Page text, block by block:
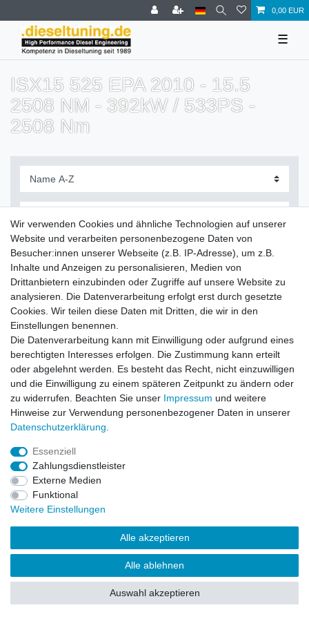
0,00 EUR
☰
ISX15 525 EPA 2010 - 15.5
2508 NM - 392kW / 533PS -
2508 Nm
Filter
Zahlung und Versand
Impressum Daten­schutz­erklärung AGB
Barrierefreiheitserklärung Widerrufs­recht
Wir verwenden Cookies und ähnliche Technologien auf unserer
Website und verarbeiten personenbezogene Daten von
Besucher:innen unserer Webseite (z.B. IP-Adresse), um z.B.
Inhalte und Anzeigen zu personalisieren, Medien von
Drittanbietern einzubinden oder Zugriffe auf unsere Website zu
analysieren. Die Datenverarbeitung erfolgt erst durch gesetzte
Cookies. Wir teilen diese Daten mit Dritten, die wir in den
Einstellungen benennen.
Die Datenverarbeitung kann mit Einwilligung oder aufgrund eines
berechtigten Interesses erfolgen. Die Zustimmung kann erteilt
oder abgelehnt werden. Es besteht das Recht, nicht einzuwilligen
und die Einwilligung zu einem späteren Zeitpunkt zu ändern oder
zu widerrufen. Beachten Sie unser Impressum und weitere
Hinweise zur Verwendung personenbezogener Daten in unserer
Daten­schutz­erklärung
Essenziell
Zahlungsdienstleister
Externe Medien
Funktional
Weitere Einstellungen
Alle akzeptieren
Alle ablehnen
Auswahl akzeptieren